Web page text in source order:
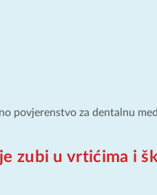
povjerenstvo za dentalnu
zubi u vrtićima i